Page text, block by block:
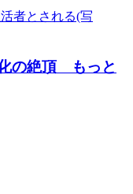
の絶頂 もっと